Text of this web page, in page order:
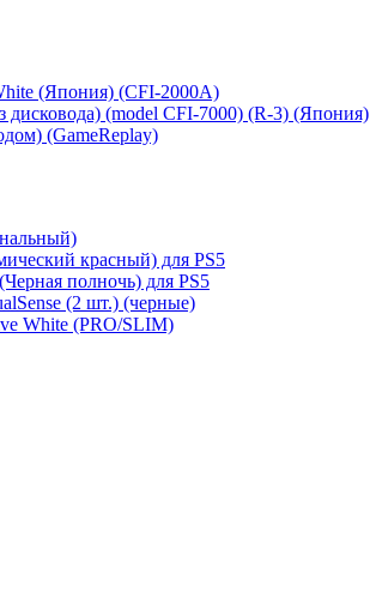
(Япония) (CFI-2000A)
дисковода) (model CFI-7000) (R-3) (Япония)
(GameReplay)
красный) для PS5
полночь) для PS5
(2 шт.) (черные)
White (PRO/SLIM)